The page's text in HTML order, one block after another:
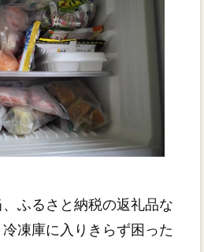
ふるさと納税の返礼品な
凍庫に入りきらず困った